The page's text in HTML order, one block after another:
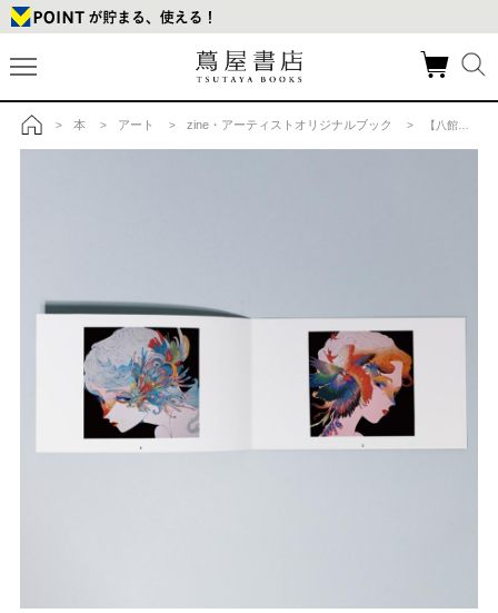
トップ
> 本 > アート > zine・アーティストオリジナルブック > 【八館ななこ】ZINE「Embrace Spring」 イラスト集の商品詳細